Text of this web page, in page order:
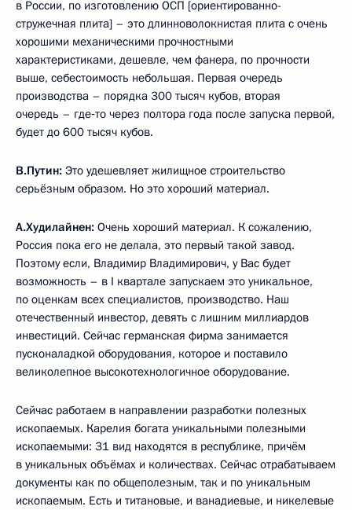
в России, по изготовлению ОСП [ориентированно-
стружечная плита] – это длинноволокнистая плита с очень
хорошими механическими прочностными
характеристиками, дешевле, чем фанера, по прочности
выше, себестоимость небольшая. Первая очередь
производства – порядка 300 тысяч кубов, вторая
очередь – где‑то через полтора года после запуска первой,
будет до 600 тысяч кубов.
В.Путин: Это удешевляет жилищное строительство
серьёзным образом. Но это хороший материал.
А.Худилайнен: Очень хороший материал. К сожалению,
Россия пока его не делала, это первый такой завод.
Поэтому если, Владимир Владимирович, у Вас будет
возможность – в I квартале запускаем это уникальное,
по оценкам всех специалистов, производство. Наш
отечественный инвестор, девять с лишним миллиардов
инвестиций. Сейчас германская фирма занимается
пусконаладкой оборудования, которое и поставило
великолепное высокотехнологичное оборудование.
Сейчас работаем в направлении разработки полезных
ископаемых. Карелия богата уникальными полезными
ископаемыми: 31 вид находятся в республике, причём
в уникальных объёмах и количествах. Сейчас отрабатываем
документы как по общеполезным, так и по уникальным
ископаемым. Есть и титановые, и ванадиевые, и никелевые